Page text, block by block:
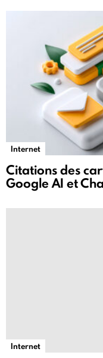
Internet
Citations des
Google AI et
Internet